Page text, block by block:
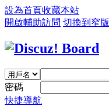
設為首頁收藏本站
開啟輔助訪問 切換到窄版
密碼
快捷導航